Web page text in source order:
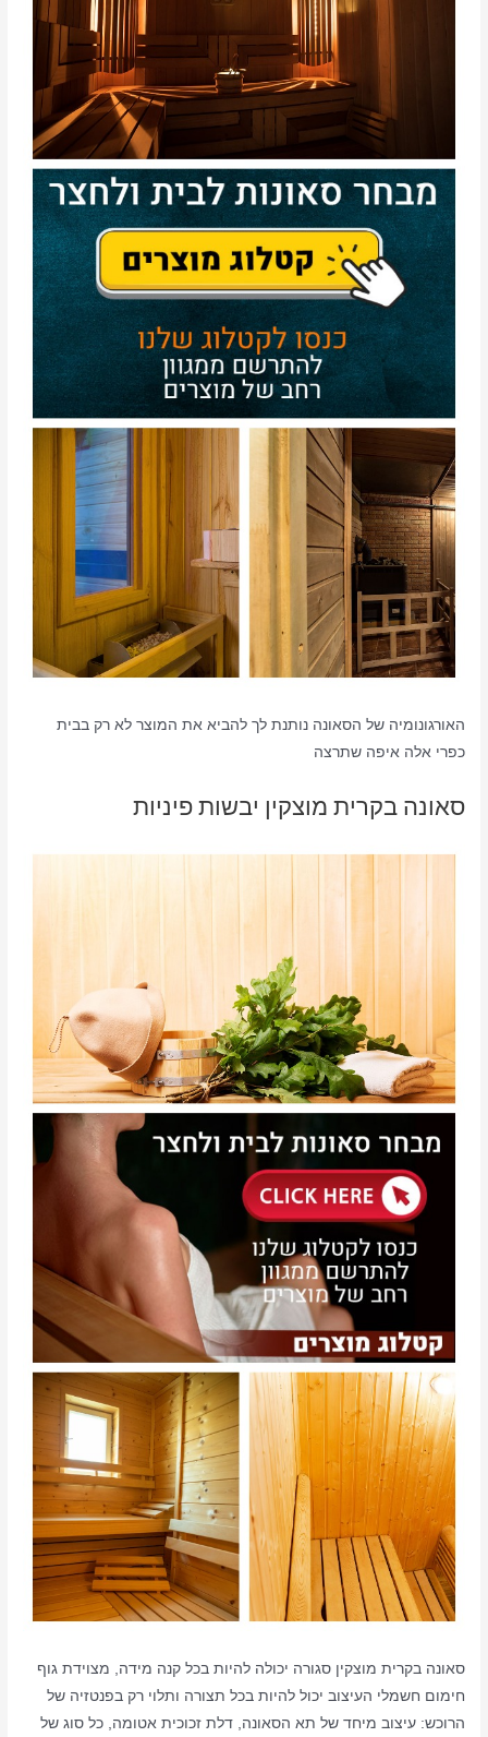
האורגונומיה של הסאונה נותנת לך להביא את המוצר לא רק בבית
כפרי אלה איפה שתרצה
סאונה בקרית מוצקין יבשות פיניות
סאונה בקרית מוצקין סגורה יכולה להיות בכל קנה מידה, מצוידת גוף
חימום חשמלי העיצוב יכול להיות בכל תצורה ותלוי רק בפנטזיה של
הרוכש: עיצוב מיחד של תא הסאונה, דלת זכוכית אטומה, כל סוג של